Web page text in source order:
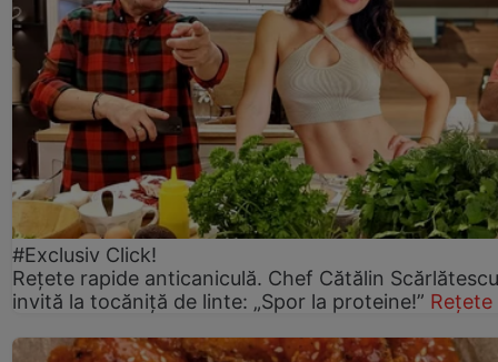
#Exclusiv Click!
Rețete rapide anticaniculă. Chef Cătălin
invită la tocăniță de linte: „Spor la proteine!” Rețete